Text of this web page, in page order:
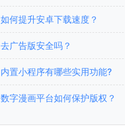
如何提升安卓下载速度？
去广告版安全吗？
内置小程序有哪些实用功能?
数字漫画平台如何保护版权？